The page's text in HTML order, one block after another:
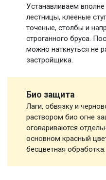
Устанавливаем
лестницы, клееные
точеные, столбы и
строганного бруса.
можно наткнуться не
застройщика.
Био защита
Лаги, обвязку и
раствором био огне
оговариваются
основном красный
бесцветная обработка.